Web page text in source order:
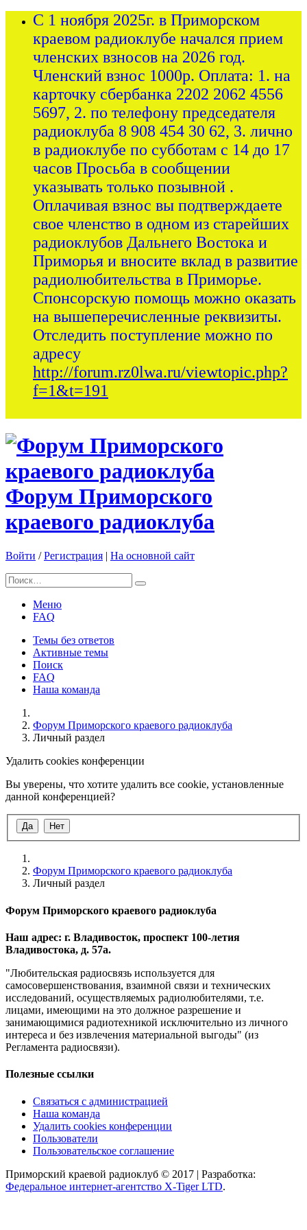
С 1 ноября 2025г. в Приморском
краевом радиоклубе начался прием
членских взносов на 2026 год.
Членский взнос 1000р. Оплата: 1. на
карточку сбербанка 2202 2062 4556
5697, 2. по телефону председателя
радиоклуба 8 908 454 30 62, 3. лично
в радиоклубе по субботам с 14 до 17
часов Просьба в сообщении
указывать только позывной .
Оплачивая взнос вы подтверждаете
свое членство в одном из старейших
радиоклубов Дальнего Востока и
Приморья и вносите вклад в развитие
радиолюбительства в Приморье.
Спонсорскую помощь можно оказать
на вышеперечисленные реквизиты.
Отследить поступление можно по
адресу
http://forum.rz0lwa.ru/viewtopic.php?
f=1&t=191
Форум Приморского
краевого радиоклуба
Войти /Регистрация | На основной сайт
Меню
FAQ
Темы без ответов
Активные темы
Поиск
FAQ
Наша команда
Форум Приморского краевого радиоклуба
Личный раздел
Удалить cookies конференции
Вы уверены, что хотите удалить все cookie, установленные
данной конференцией?
Форум Приморского краевого радиоклуба
Личный раздел
Форум Приморского краевого радиоклуба
Наш адрес: г. Владивосток, проспект 100-летия
Владивостока, д. 57а.
"Любительская радиосвязь используется для
самосовершенствования, взаимной связи и технических
исследований, осуществляемых радиолюбителями, т.е.
лицами, имеющими на это должное разрешение и
занимающимися радиотехникой исключительно из личного
интереса и без извлечения материальной выгоды" (из
Регламента радиосвязи).
Полезные ссылки
Связаться с администрацией
Наша команда
Удалить cookies конференции
Пользователи
Пользовательское соглашение
Приморский краевой радиоклуб © 2017 | Разработка:
Федеральное интернет-агентство X-Tiger LTD.